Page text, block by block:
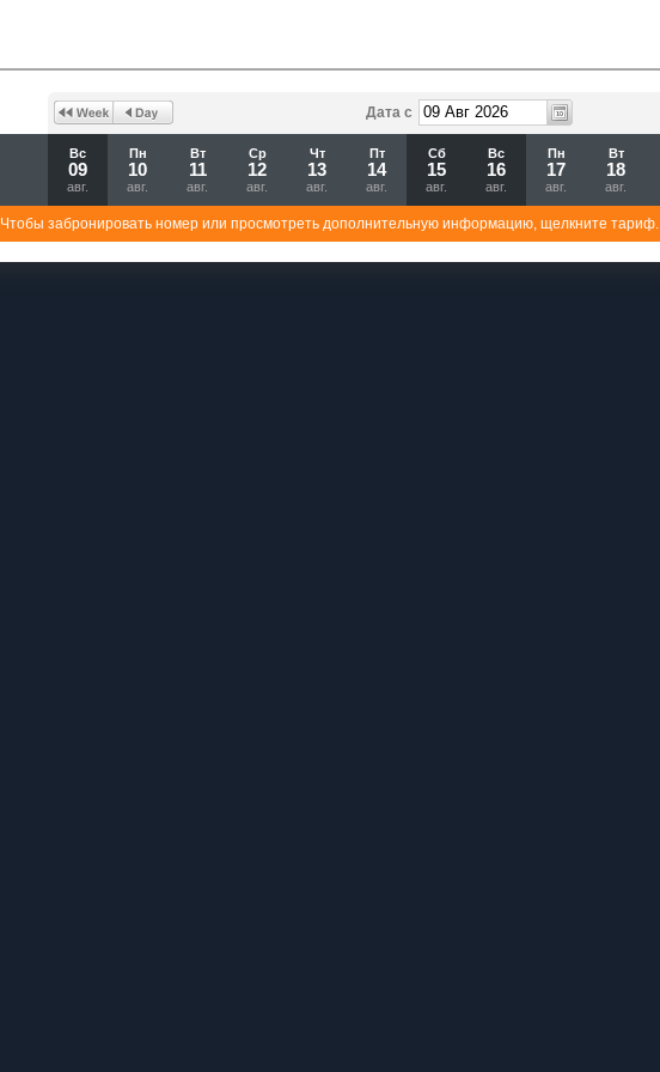
Дата с
Вс
09
авг.
Пн
10
авг.
Вт
11
авг.
Ср
12
авг.
Чт
13
авг.
Пт
14
авг.
Сб
15
авг.
Вс
16
авг.
Пн
17
авг.
Вт
18
авг.
Чтобы забронировать номер или просмотреть дополнительную информацию, щелкните тариф.